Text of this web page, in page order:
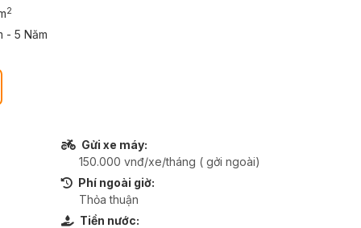
2
- 5 Năm
Gửi xe máy:
150.000 vnđ/xe/tháng ( gởi ngoài)
Phí ngoài giờ:
Thỏa thuận
Tiền nước: